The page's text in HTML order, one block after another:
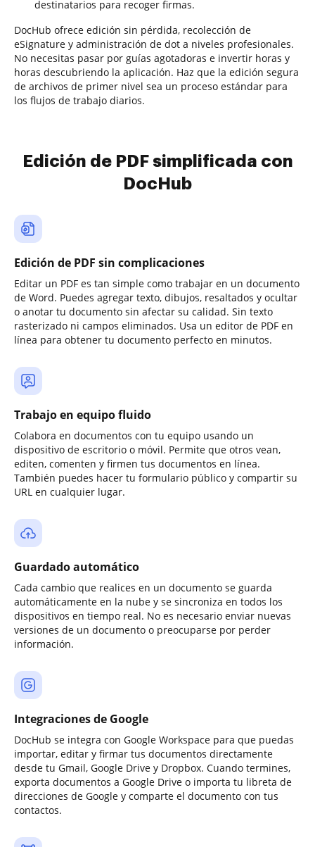
destinatarios para recoger firmas.
DocHub ofrece edición sin pérdida, recolección de
eSignature y administración de dot a niveles profesionales.
No necesitas pasar por guías agotadoras e invertir horas y
horas descubriendo la aplicación. Haz que la edición segura
de archivos de primer nivel sea un proceso estándar para
los flujos de trabajo diarios.
Edición de PDF simplificada con
DocHub
Edición de PDF sin complicaciones
Editar un PDF es tan simple como trabajar en un documento
de Word. Puedes agregar texto, dibujos, resaltados y ocultar
o anotar tu documento sin afectar su calidad. Sin texto
rasterizado ni campos eliminados. Usa un editor de PDF en
línea para obtener tu documento perfecto en minutos.
Trabajo en equipo fluido
Colabora en documentos con tu equipo usando un
dispositivo de escritorio o móvil. Permite que otros vean,
editen, comenten y firmen tus documentos en línea.
También puedes hacer tu formulario público y compartir su
URL en cualquier lugar.
Guardado automático
Cada cambio que realices en un documento se guarda
automáticamente en la nube y se sincroniza en todos los
dispositivos en tiempo real. No es necesario enviar nuevas
versiones de un documento o preocuparse por perder
información.
Integraciones de Google
DocHub se integra con Google Workspace para que puedas
importar, editar y firmar tus documentos directamente
desde tu Gmail, Google Drive y Dropbox. Cuando termines,
exporta documentos a Google Drive o importa tu libreta de
direcciones de Google y comparte el documento con tus
contactos.